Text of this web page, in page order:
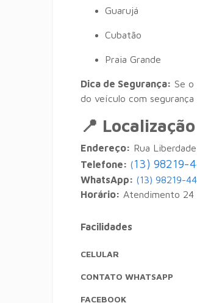
Guarujá
Cubatão
Praia Grande
Dica de Segurança: Se o
do veículo com
📍
Endereço: Rua
Telefone: (13) 98219-
WhatsApp: (13) 98219-
Horário: Atendimento 24
Facilidades
CELULAR
CONTATO WHATSAPP
FACEBOOK